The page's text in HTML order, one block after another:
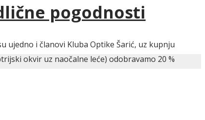
pogodnosti
ujedno i članovi Kluba Optike Šarić, uz kupnju
okvir uz naočalne leće) odobravamo 20 %